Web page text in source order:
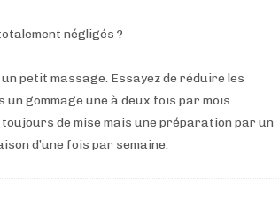
négligés ?
petit massage. Essayez de réduire les
gommage une à deux fois par mois.
de mise mais une préparation par un
d’une fois par semaine.